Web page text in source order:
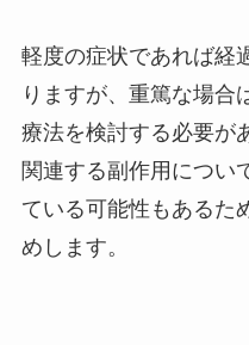
軽度の症状であれば経
りますが、重篤な場合
療法を検討する必要が
関連する副作用につい
ている可能性もあるた
めします。